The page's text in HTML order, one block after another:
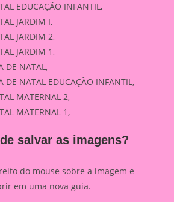
EDUCAÇÃO INFANTIL,
JARDIM I,
JARDIM 2,
JARDIM 1,
DE NATAL,
DE NATAL EDUCAÇÃO INFANTIL,
MATERNAL 2,
MATERNAL 1,
salvar as imagens?
do mouse sobre a imagem e
em uma nova guia.